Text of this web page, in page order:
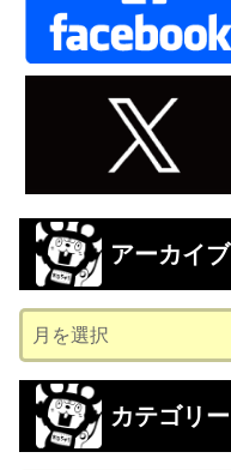
アーカイブ
ー
カ
ブ
カテゴリー